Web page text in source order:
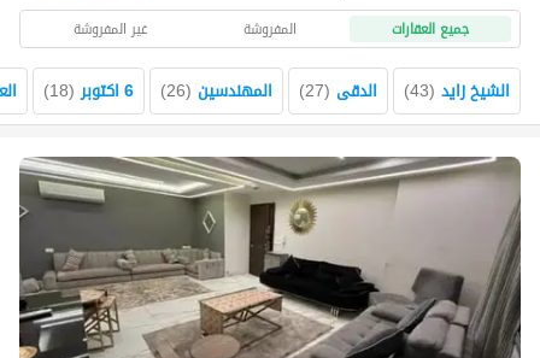
جميع العقارات المفروشة غير المفروشة
الشيخ زايد (
43
) الدقى (
27
) المهندسين (
26
) 6 اكتوبر (
18
)